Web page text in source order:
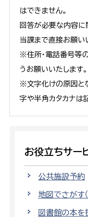
はできません。
回答が必要な内容に
当課まで直接お願い
※住所・電話番号等
うお願いいたします。
※文字化けの原因と
字や半角カタカナは
お役立ちサー
公共施設予約
地図でさがす
図書館の本を